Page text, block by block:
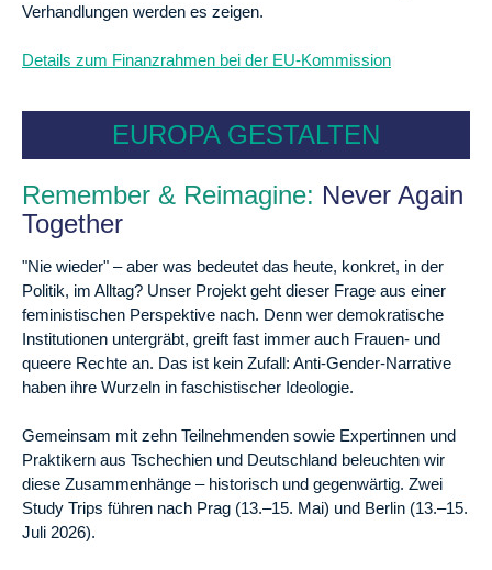
Verhandlungen werden es zeigen.
Details zum Finanzrahmen bei der EU-Kommission
EUROPA GESTALTEN
Remember & Reimagine: Never Again
Together
"Nie wieder" – aber was bedeutet das heute, konkret, in der
Politik, im Alltag? Unser Projekt geht dieser Frage aus einer
feministischen Perspektive nach. Denn wer demokratische
Institutionen untergräbt, greift fast immer auch Frauen- und
queere Rechte an. Das ist kein Zufall: Anti-Gender-Narrative
haben ihre Wurzeln in faschistischer Ideologie.
Gemeinsam mit zehn Teilnehmenden sowie Expertinnen und
Praktikern aus Tschechien und Deutschland beleuchten wir
diese Zusammenhänge – historisch und gegenwärtig. Zwei
Study Trips führen nach Prag (13.–15. Mai) und Berlin (13.–15.
Juli 2026).